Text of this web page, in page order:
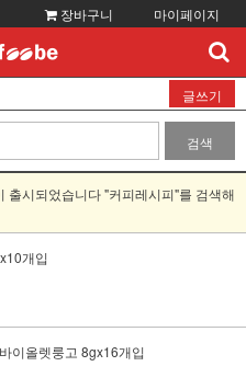
장바구니 마이페이지
글쓰기
검색
출시되었습니다 "커피레시피"를 검색해
개입
이올렛룽고 8gx16개입